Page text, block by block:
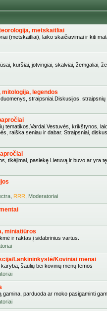
metskaitliai
(metskaitliai), laiko skaičiavimai ir kiti
kuršiai, jotvingiai, skalviai, žemgaliai,
legendos
straipsniai.Diskusijos, straipsnių
tematikos.Vardai.Vestuvės, krikštynos,
raiška seniau ir dabar. Straipsniai,
tikėjimai, pasiekę Lietuvą ir buvo ar yra
RRR Moderatoriai
miniatiūros
ir raktas į sidabrinius vartus.
Lankininkystė/Koviniai menai
šaulių bei kovinių menų temos
parduoda ar moko pasigaminti